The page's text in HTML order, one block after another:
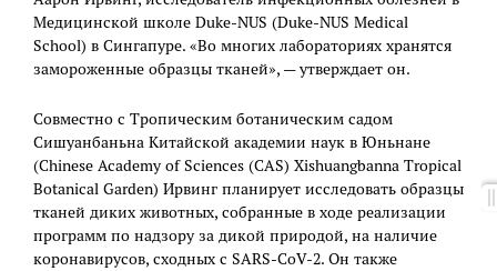
Медицинской школе Duke-NUS (Duke-NUS Medical
School) в Сингапуре. «Во многих лабораториях хранятся
замороженные образцы тканей», — утверждает он.
Совместно с Тропическим ботаническим садом
Сишуанбаньна Китайской академии наук в Юньнане
(Chinese Academy of Sciences (CAS) Xishuangbanna Tropical
Botanical Garden) Ирвинг планирует исследовать образцы
тканей диких животных, собранные в ходе реализации
программ по надзору за дикой природой, на наличие
коронавирусов, сходных с SARS-CoV-2. Он также